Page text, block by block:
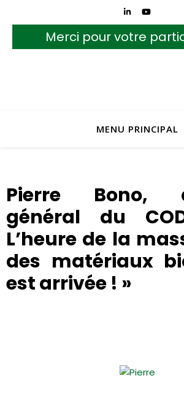
Merci pour votre
MENU PRINCIPAL
Pierre Bono,
général du
L’heure de la
des matériaux
est arrivée ! »